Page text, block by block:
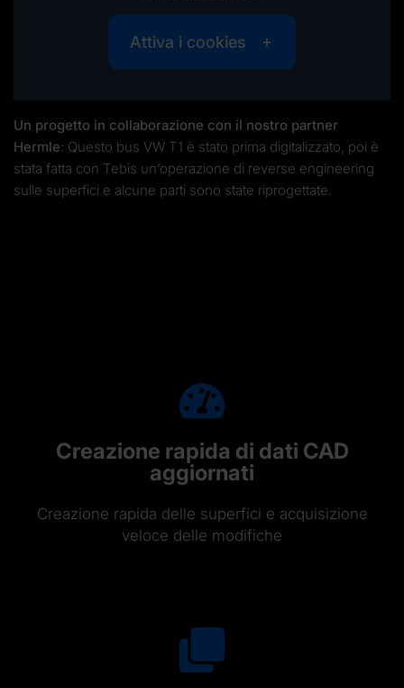
Attiva i cookies
Un progetto in collaborazione con il nostro partner
Hermle: Questo bus VW T1 è stato prima digitalizzato, poi è
stata fatta con Tebis un’operazione di reverse engineering
sulle superfici e alcune parti sono state riprogettate.
Creazione rapida di dati CAD
aggiornati
Creazione rapida delle superfici e acquisizione
veloce delle modifiche